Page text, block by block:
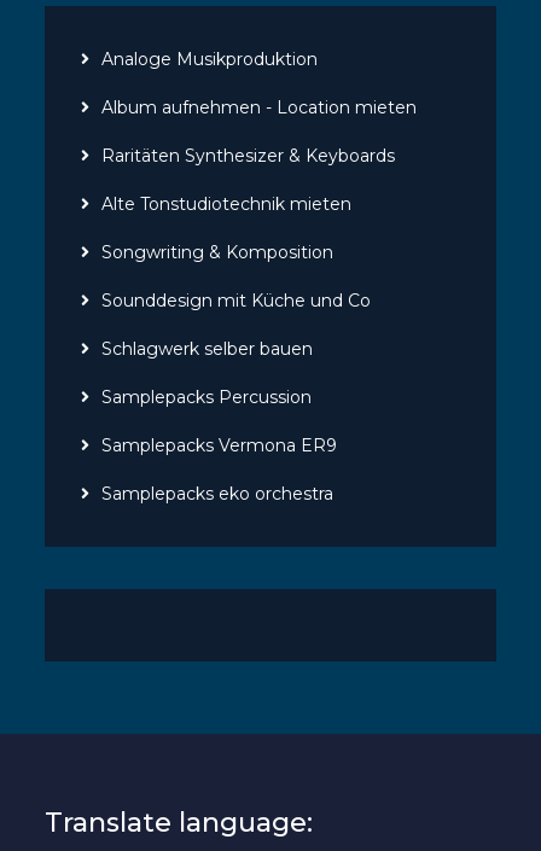
Analoge Musikproduktion
Album aufnehmen - Location mieten
Raritäten Synthesizer & Keyboards
Alte Tonstudiotechnik mieten
Songwriting & Komposition
Sounddesign mit Küche und Co
Schlagwerk selber bauen
Samplepacks Percussion
Samplepacks Vermona ER9
Samplepacks eko orchestra
Translate language: